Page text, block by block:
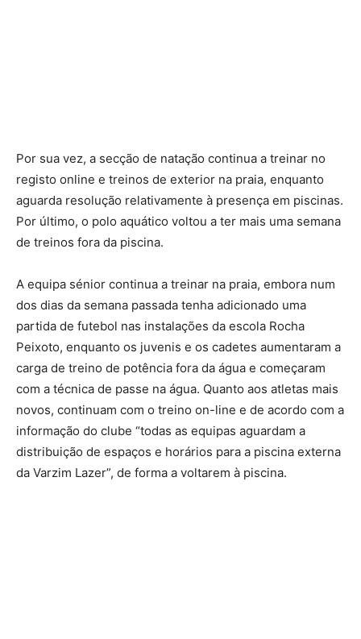
Por sua vez, a secção de natação continua a treinar no
registo online e treinos de exterior na praia, enquanto
aguarda resolução relativamente à presença em piscinas.
Por último, o polo aquático voltou a ter mais uma semana
de treinos fora da piscina.
A equipa sénior continua a treinar na praia, embora num
dos dias da semana passada tenha adicionado uma
partida de futebol nas instalações da escola Rocha
Peixoto, enquanto os juvenis e os cadetes aumentaram a
carga de treino de potência fora da água e começaram
com a técnica de passe na água. Quanto aos atletas mais
novos, continuam com o treino on-line e de acordo com a
informação do clube “todas as equipas aguardam a
distribuição de espaços e horários para a piscina externa
da Varzim Lazer”, de forma a voltarem à piscina.